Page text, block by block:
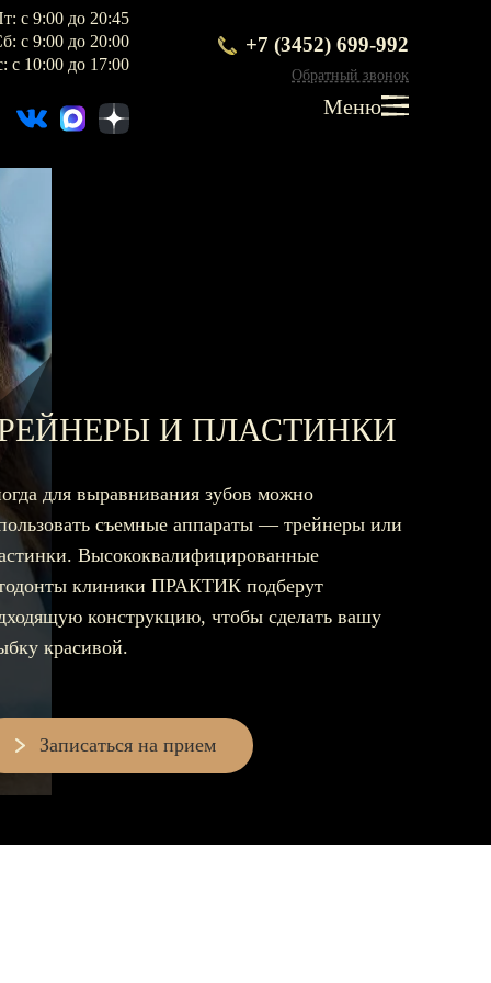
с 9:00 до 20:45
с 9:00 до 20:00
с 10:00 до 17:00
+7 (3452) 699-992
Обратный звонок
Меню
с 9:00 до 20:45
с 9:00 до 20:00
+7 (3452) 699-992
Обратный звонок
Меню
на имплантах
диагностика
Металлокерамические коронки
Безметалловая керамика
All-on-4
зубные протезы
протезы
протезы
И ПЛАСТИНКИ
для выравнивания зубов можно
съемные аппараты — трейнеры или
Высококвалифицированные
клиники ПРАКТИК подберут
конструкцию, чтобы сделать вашу
красивой.
Записаться на прием